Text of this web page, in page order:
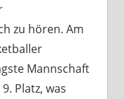
zu hören. Am
Mannschaft
Platz, was